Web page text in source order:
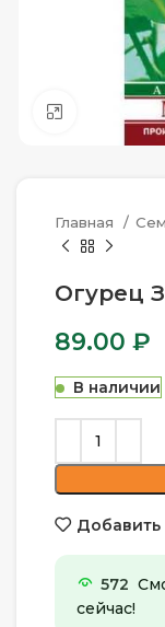
Нажмите,
Главная
Огурец
89.00 ₽
В наличии
Добавить
572
сейчас!